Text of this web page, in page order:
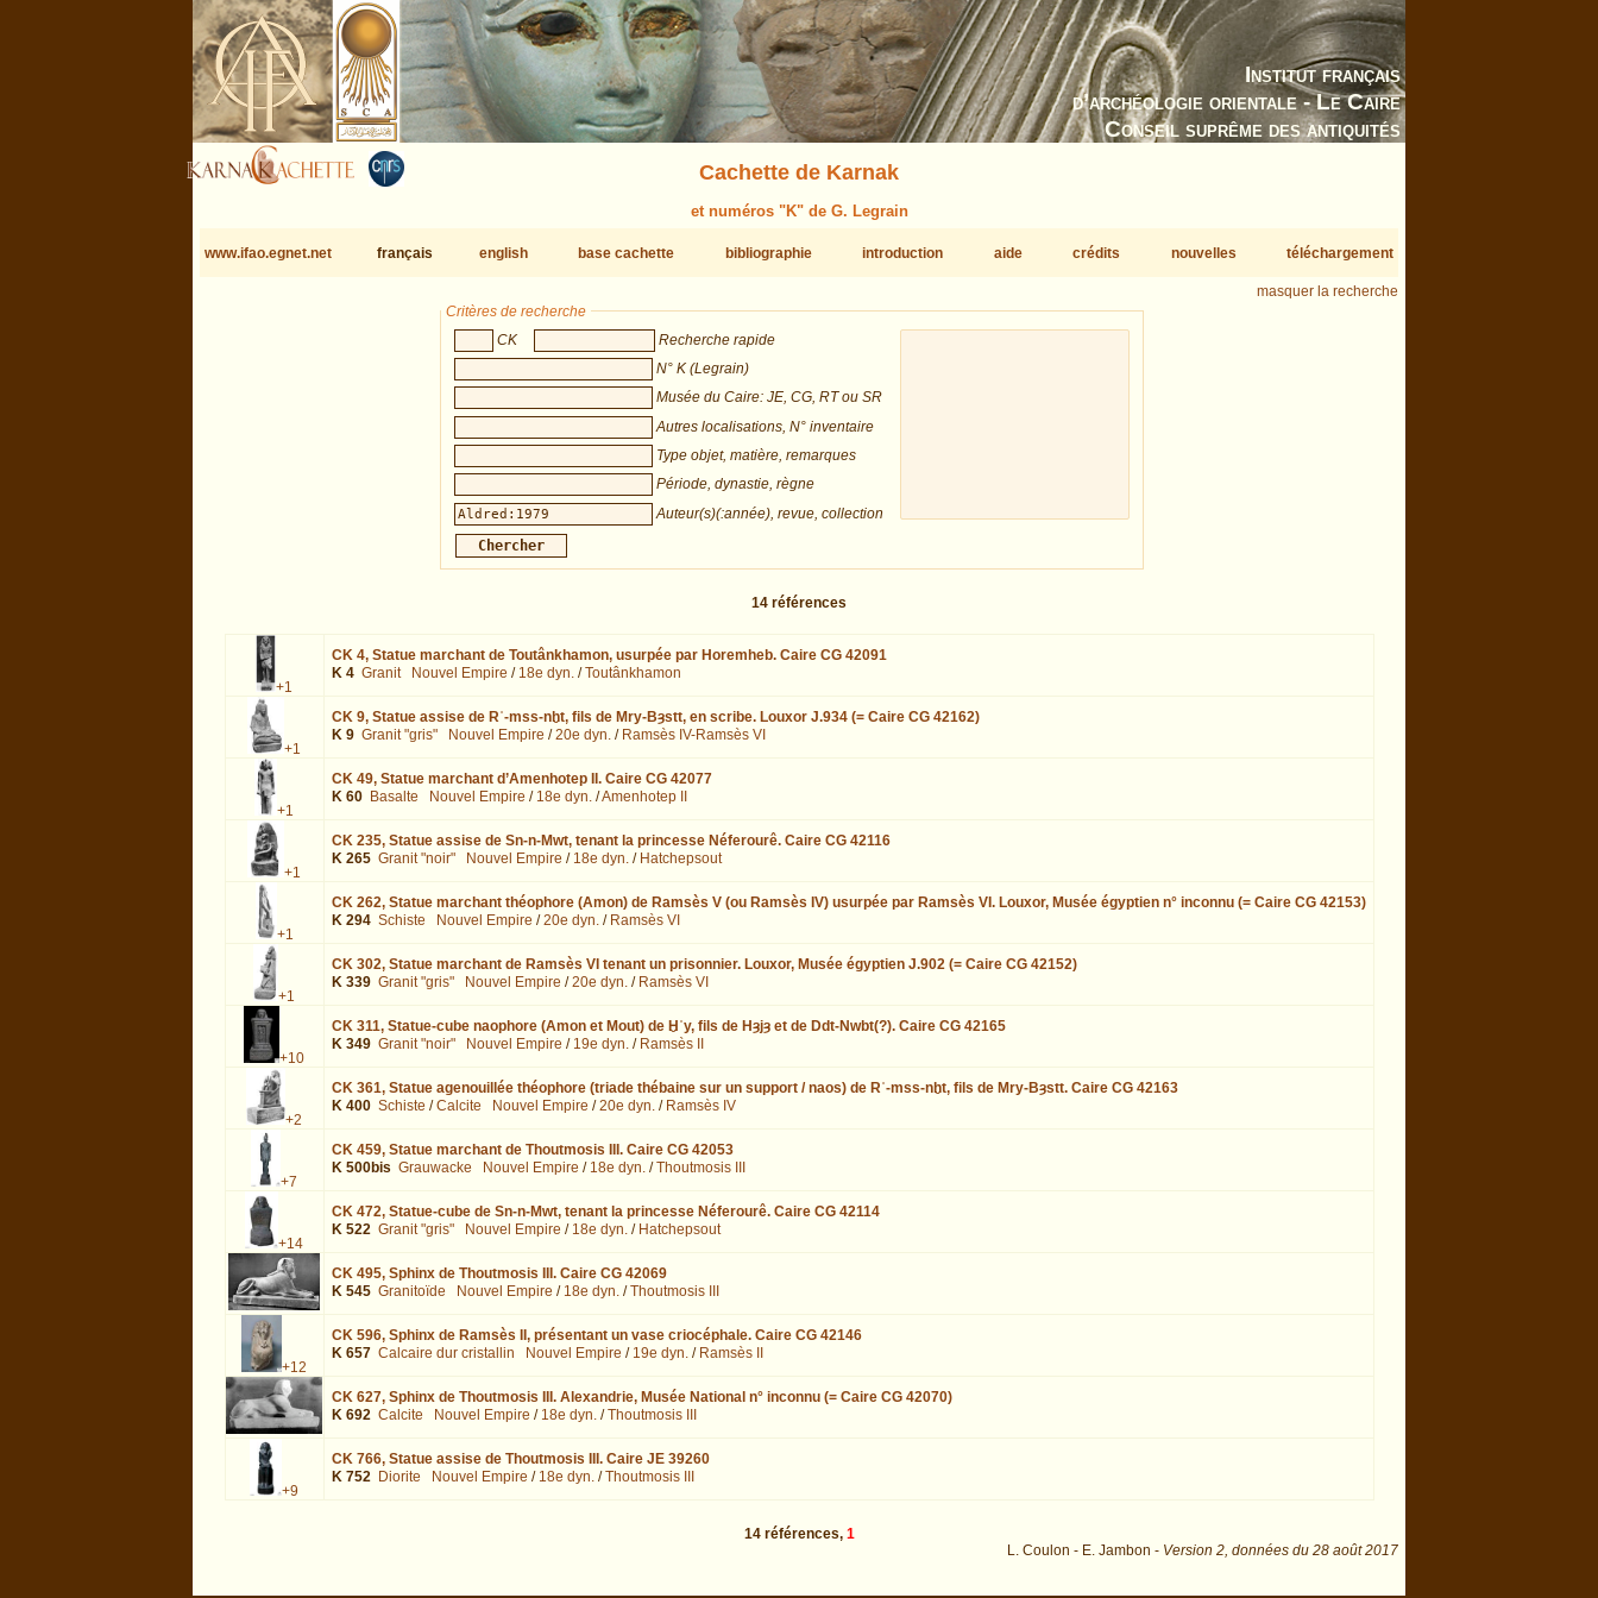
Institut français
d’archéologie orientale - Le Caire
Conseil suprême des antiquités
Cachette de Karnak
et numéros "K" de G. Legrain
www.ifao.egnet.net français english base cachette bibliographie introduction aide crédits nouvelles téléchargement
masquer la recherche
Critères de recherche
CK
Recherche rapide
N° K (Legrain)
Musée du Caire: JE, CG, RT ou SR
Autres localisations, N° inventaire
Type objet, matière, remarques
Période, dynastie, règne
Auteur(s)(:année), revue, collection
14 références
+1
CK 4, Statue marchant de Toutânkhamon, usurpée par Horemheb. Caire CG 42091
K 4 Granit Nouvel Empire / 18e dyn. /Toutânkhamon
+1
CK 9, Statue assise de Rʿ-mss-nḫt, fils de Mry-Bȝstt, en scribe. Louxor J.934 (= Caire CG 42162)
K 9 Granit "gris" Nouvel Empire /20e dyn. / Ramsès IV-Ramsès VI
+1
CK 49, Statue marchant d’Amenhotep II. Caire CG 42077
K 60
Basalte Nouvel Empire / 18e dyn. /Amenhotep II
+1
CK 235, Statue assise de Sn-n-Mwt, tenant la princesse Néferourê. Caire CG 42116
K 265 Granit "noir" Nouvel Empire / 18e dyn. / Hatchepsout
+1
CK 262, Statue marchant théophore (Amon) de Ramsès V (ou Ramsès IV) usurpée par Ramsès VI. Louxor, Musée égyptien n° inconnu (= Caire CG 42153)
K 294 Schiste Nouvel Empire /20e dyn. / Ramsès VI
+1
CK 302, Statue marchant de Ramsès VI tenant un prisonnier. Louxor, Musée égyptien J.902 (= Caire CG 42152)
K 339 Granit "gris" Nouvel Empire /20e dyn. / Ramsès VI
+10
CK 311, Statue-cube naophore (Amon et Mout) de Ḫʿy, fils de Hȝjȝ et de Ddt-Nwbt(?). Caire CG 42165
K 349 Granit "noir" Nouvel Empire / 19e dyn. / Ramsès II
+2
CK 361, Statue agenouillée théophore (triade thébaine sur un support / naos) de Rʿ-mss-nḫt, fils de Mry-Bȝstt. Caire CG 42163
K 400 Schiste /Calcite Nouvel Empire /20e dyn. / Ramsès IV
+7
CK 459, Statue marchant de Thoutmosis III. Caire CG 42053
K 500bis Grauwacke Nouvel Empire / 18e dyn. /Thoutmosis III
+14
CK 472, Statue-cube de Sn-n-Mwt, tenant la princesse Néferourê. Caire CG 42114
K 522 Granit "gris" Nouvel Empire / 18e dyn. / Hatchepsout
CK 495, Sphinx de Thoutmosis III. Caire CG 42069
K 545 Granitoïde Nouvel Empire / 18e dyn. /Thoutmosis III
+12
CK 596, Sphinx de Ramsès II, présentant un vase criocéphale. Caire CG 42146
K 657 Calcaire dur cristallin Nouvel Empire / 19e dyn. / Ramsès II
CK 627, Sphinx de Thoutmosis III. Alexandrie, Musée National n° inconnu (= Caire CG 42070)
K 692 Calcite Nouvel Empire / 18e dyn. /Thoutmosis III
+9
CK 766, Statue assise de Thoutmosis III. Caire JE 39260
K 752
Diorite Nouvel Empire / 18e dyn. /Thoutmosis III
14 références, 1
L. Coulon - E. Jambon - Version 2,données du 28 août 2017